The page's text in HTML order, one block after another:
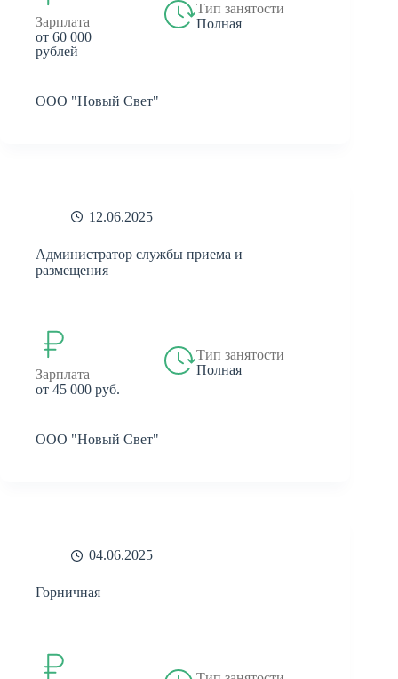
Зарплата
от 60 000
рублей
Тип занятости
Полная
ООО "Новый Свет"
12.06.2025
Администратор службы приема и
размещения
Зарплата
от 45 000 руб.
Тип занятости
Полная
ООО "Новый Свет"
04.06.2025
Горничная